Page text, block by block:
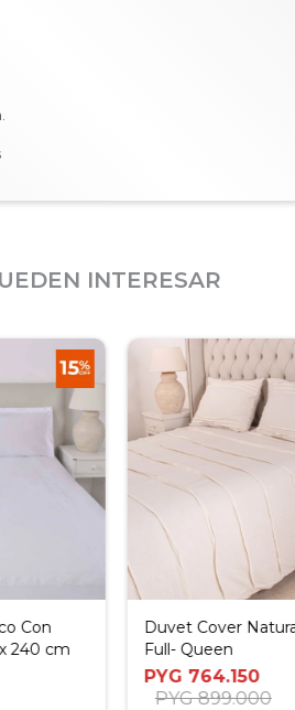
INTERESAR
Con
240 cm
Duvet Cover
Full- Queen
PYG 764.150
PYG 899.000